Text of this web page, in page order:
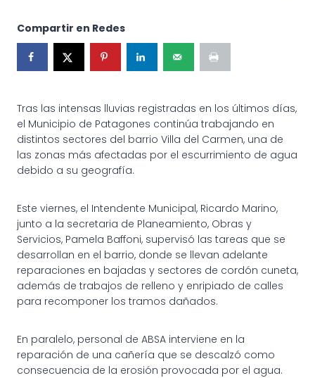
Compartir en Redes
Tras las intensas lluvias registradas en los últimos días,
el Municipio de Patagones continúa trabajando en
distintos sectores del barrio Villa del Carmen, una de
las zonas más afectadas por el escurrimiento de agua
debido a su geografía.
Este viernes, el Intendente Municipal, Ricardo Marino,
junto a la secretaria de Planeamiento, Obras y
Servicios, Pamela Baffoni, supervisó las tareas que se
desarrollan en el barrio, donde se llevan adelante
reparaciones en bajadas y sectores de cordón cuneta,
además de trabajos de relleno y enripiado de calles
para recomponer los tramos dañados.
En paralelo, personal de ABSA interviene en la
reparación de una cañería que se descalzó como
consecuencia de la erosión provocada por el agua.